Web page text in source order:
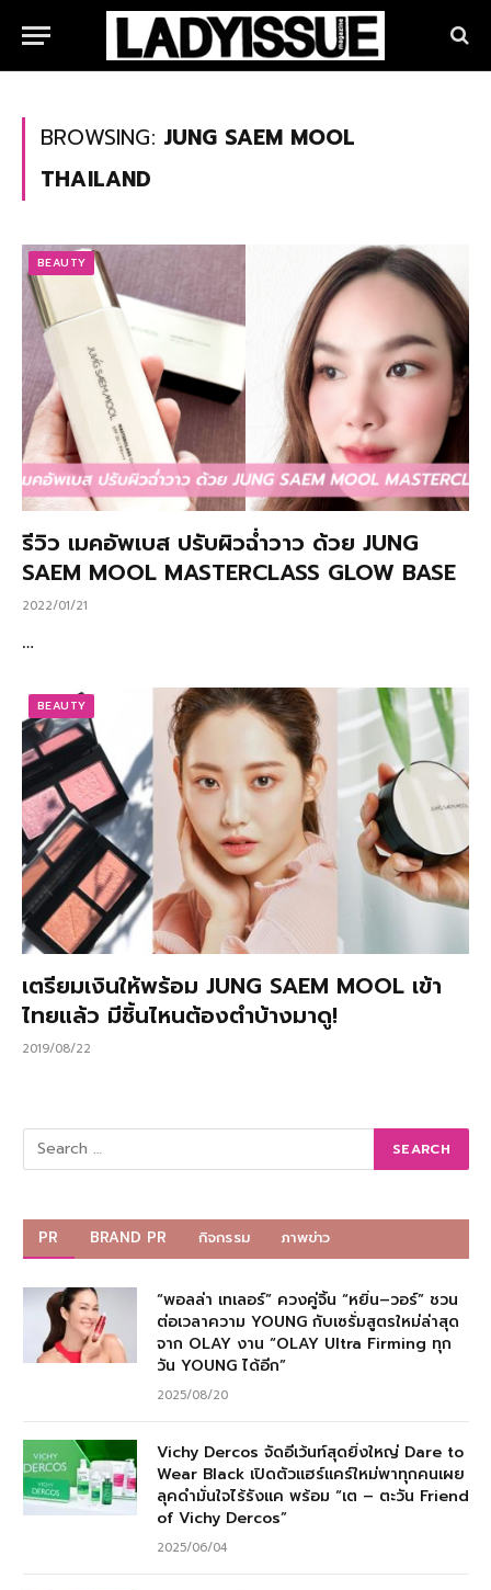
BROWSING: JUNG SAEM MOOL
THAILAND
BEAUTY
รีวิว เมคอัพเบส ปรับผิวฉ่ำวาว ด้วย JUNG
SAEM MOOL MASTERCLASS GLOW BASE
2022/01/21
…
BEAUTY
เตรียมเงินให้พร้อม JUNG SAEM MOOL เข้า
ไทยแล้ว มีชิ้นไหนต้องตำบ้างมาดู!
2019/08/22
PR BRAND PR กิจกรรม ภาพข่าว
“พอลล่า เทเลอร์” ควงคู่จิ้น “หยิ่น–วอร์” ชวน
ต่อเวลาความ YOUNG กับเซรั่มสูตรใหม่ล่าสุด
จาก OLAY งาน “OLAY Ultra Firming ทุก
วัน YOUNG ได้อีก”
2025/08/20
Vichy Dercos จัดอีเว้นท์สุดยิ่งใหญ่ Dare to
Wear Black เปิดตัวแฮร์แคร์ใหม่พาทุกคนเผย
ลุคดำมั่นใจไร้รังแค พร้อม “เต – ตะวัน Friend
of Vichy Dercos”
2025/06/04